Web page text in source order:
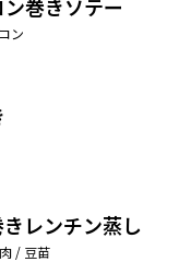
巻きソテー
ン
レンチン蒸し
/ 豆苗